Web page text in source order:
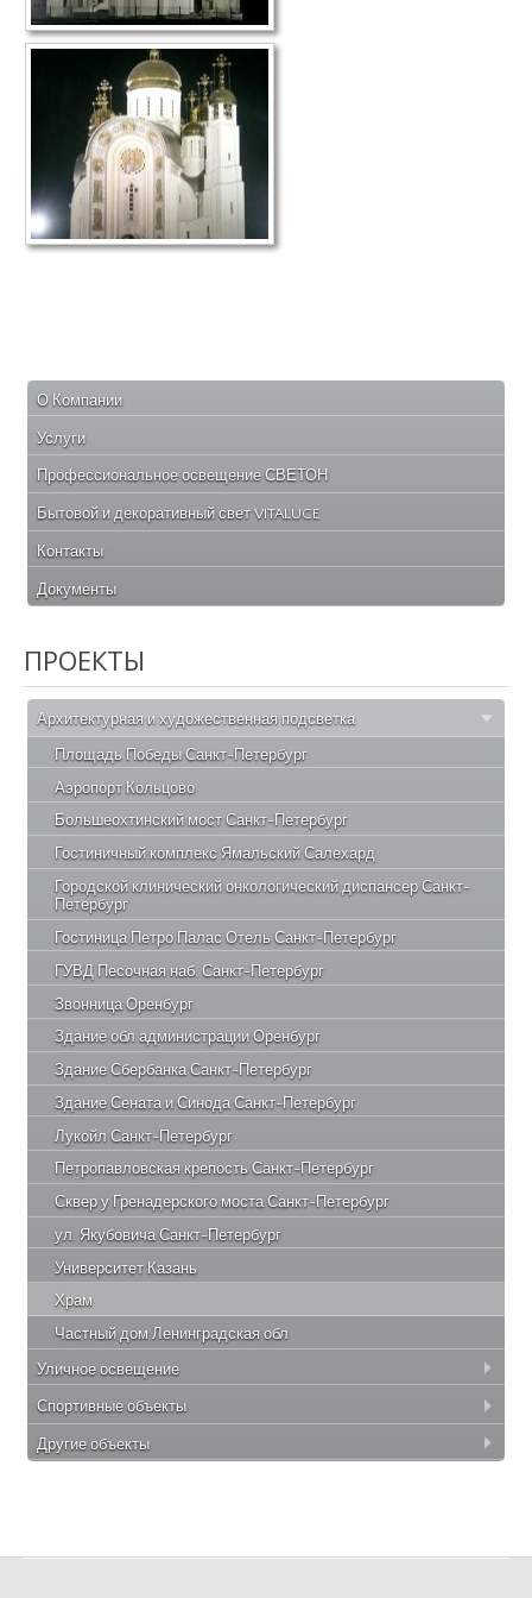
О Компании
Услуги
Профессиональное освещение СВЕТОН
Бытовой и декоративный свет VITALUCE
Контакты
Документы
ПРОЕКТЫ
Архитектурная и художественная подсветка
Площадь Победы Санкт-Петербург
Аэропорт Кольцово
Большеохтинский мост Санкт-Петербург
Гостиничный комплекс Ямальский Салехард
Городской клинический онкологический диспансер Санкт-
Петербург
Гостиница Петро Палас Отель Санкт-Петербург
ГУВД Песочная наб. Санкт-Петербург
Звонница Оренбург
Здание обл администрации Оренбург
Здание Сбербанка Санкт-Петербург
Здание Сената и Синода Санкт-Петербург
Лукойл Санкт-Петербург
Петропавловская крепость Санкт-Петербург
Сквер у Гренадерского моста Санкт-Петербург
ул. Якубовича Санкт-Петербург
Университет Казань
Храм
Частный дом Ленинградская обл
Уличное освещение
Спортивные объекты
Другие объекты